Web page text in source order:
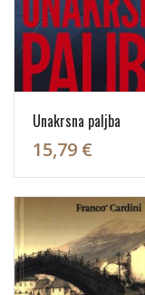
Unakrsna paljba
15,79 €